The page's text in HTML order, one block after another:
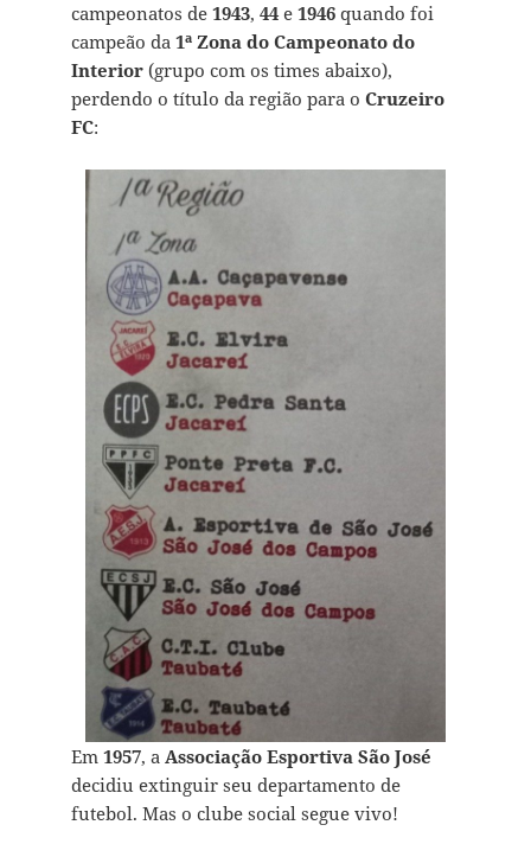
campeonatos de 1943, 44 e 1946quando foi
campeão da 1ª Zona do Campeonato do
Interior(grupo com os times abaixo),
perdendo o título da região para o Cruzeiro
FC:
Em 1957, a Associação Esportiva São José
decidiu extinguir seu departamento de
futebol. Mas o clube social segue vivo!